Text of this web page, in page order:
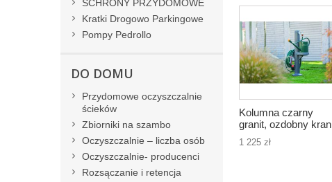
Kolumna czarny
granit, ozdobny kran
ogrodowy
1 225 zł
SCHRONY PRZYDOMOWE
Kratki Drogowo Parkingowe
Pompy Pedrollo
DO DOMU
Przydomowe oczyszczalnie
ścieków
Zbiorniki na szambo
Oczyszczalnie – liczba osób
Oczyszczalnie- producenci
Rozsączanie i retencja